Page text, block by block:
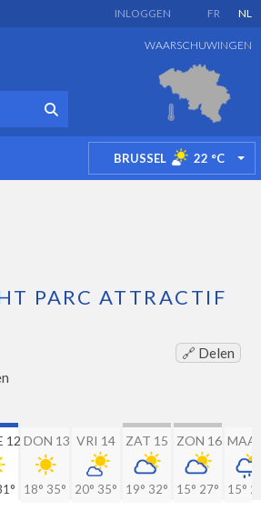
FR NL
INLOGGEN
WAARSCHUWINGEN
BRUSSEL 22 °C
PARC ATTRACTIF
🔗 Delen
12 DON 13
18° 35°
VRI 14
20° 35°
ZAT 15
19° 32°
ZON 16
15° 27°
MAA
15°